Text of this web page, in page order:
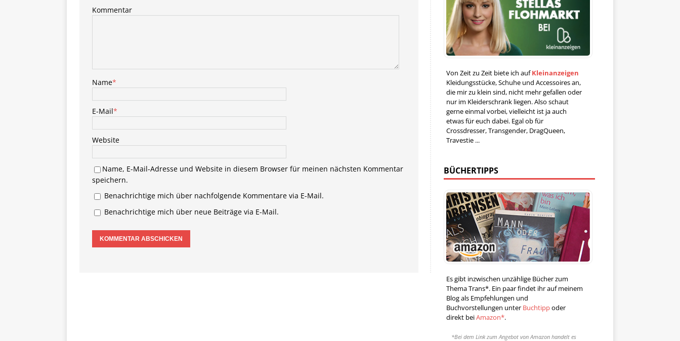
Kommentar
Name*
E-Mail*
Website
Name, E-Mail-Adresse und Website in diesem Browser für meinen nächsten Kommentar
speichern.
Benachrichtige mich über nachfolgende Kommentare via E-Mail.
Benachrichtige mich über neue Beiträge via E-Mail.
Von Zeit zu Zeit biete ich aufKleinanzeigen
Kleidungsstücke, Schuhe und Accessoires an,
die mir zu klein sind, nicht mehr gefallen oder
nur im Kleiderschrank liegen. Also schaut
gerne einmal vorbei, vielleicht ist ja auch
etwas für euch dabei. Egal ob für
Crossdresser, Transgender, DragQueen,
Travestie ...
BÜCHERTIPPS
Es gibt inzwischen unzählige Bücher zum
Thema Trans*. Ein paar findet ihr auf meinem
Blog als Empfehlungen und
Buchvorstellungen unter Buchtippoder
direkt beiAmazon*.
*Bei dem Link zum Angebot von Amazon handelt es